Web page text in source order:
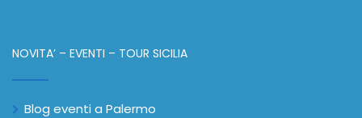
NOVITA’ – EVENTI – TOUR SICILIA
Blog eventi a Palermo